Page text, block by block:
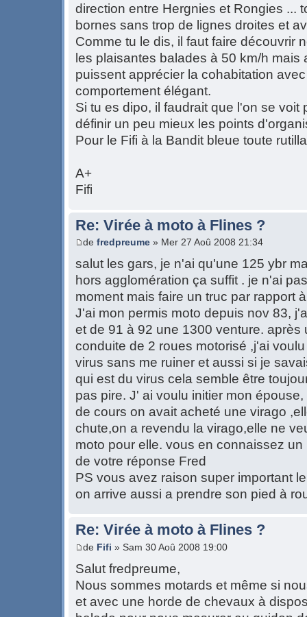
direction entre Hergnies et Rongies ...
bornes sans trop de lignes droites et
Comme tu le dis, il faut faire découvrir
les plaisantes balades à 50 km/h mais
puissent apprécier la cohabitation
comportement élégant.
Si tu es dipo, il faudrait que l'on se voit
définir un peu mieux les points
Pour le Fifi à la Bandit bleue toute
A+
Fifi
Re: Virée à moto à Flines ?
de fredpreume » Mer 27 Aoû 2008 21:34
salut les gars, je n'ai qu'une 125 ybr
hors agglomération ça suffit . je n'ai
moment mais faire un truc par rapport
J'ai mon permis moto depuis nov 83,
et de 91 à 92 une 1300 venture. après
conduite de 2 roues motorisé ,j'ai
virus sans me ruiner et aussi si je
qui est du virus cela semble être
pas pire. J' ai voulu initier mon
de cours on avait acheté une virago
chute,on a revendu la virago,elle ne
moto pour elle. vous en connaissez
de votre réponse Fred
PS vous avez raison super important
on arrive aussi a prendre son pied à
Re: Virée à moto à Flines ?
de Fifi » Sam 30 Aoû 2008 19:00
Salut fredpreume,
Nous sommes motards et même si
et avec une horde de chevaux à